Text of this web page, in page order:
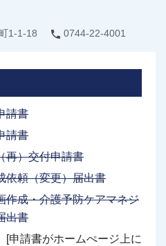
1-1-18 0744-22-4001
請書
請書
再）交付申請書
依頼（変更）届出書
作成・介護予防ケアマネジ
出書
請書がホームぺージ上に